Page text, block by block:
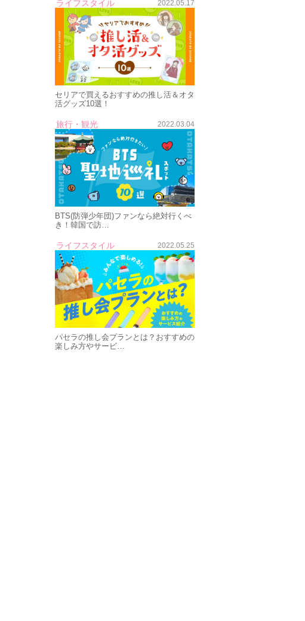
ライフスタイル 2022.05.17
セリアで買えるおすすめの推し活＆オタ
活グッズ10選！
旅行・観光 2022.03.04
BTS(防弾少年団)ファンなら絶対行くべ
き！韓国で訪…
ライフスタイル 2022.05.25
パセラの推し会プランとは？おすすめの
楽しみ方やサービ…